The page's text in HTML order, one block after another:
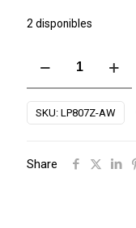
2 disponibles
Giovanni
Galaxy
12-
SKU: LP807Z-AW
Share